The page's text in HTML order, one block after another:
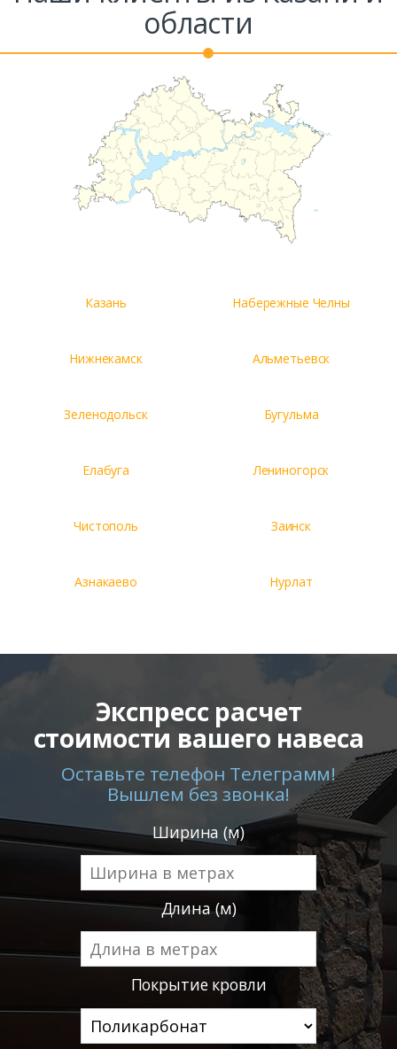
области
Казань Набережные Челны
Нижнекамск Альметьевск
Зеленодольск Бугульма
Елабуга Лениногорск
Чистополь Заинск
Азнакаево Нурлат
Экспресс расчет
стоимости вашего навеса
Оставьте телефон Телеграмм!
Вышлем без звонка!
Ширина (м)
Длина (м)
Покрытие кровли